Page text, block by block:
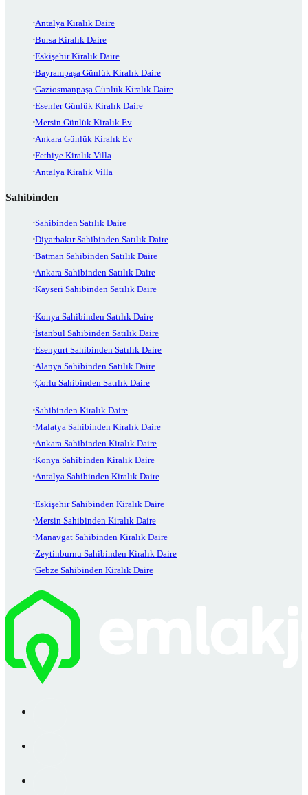
Antalya Kiralık Daire
Bursa Kiralık Daire
Eskişehir Kiralık Daire
Bayrampaşa Günlük Kiralık Daire
Gaziosmanpaşa Günlük Kiralık Daire
Esenler Günlük Kiralık Daire
Mersin Günlük Kiralık Ev
Ankara Günlük Kiralık Ev
Fethiye Kiralık Villa
Antalya Kiralık Villa
Sahibinden
Sahibinden Satılık Daire
Diyarbakır Sahibinden Satılık Daire
Batman Sahibinden Satılık Daire
Ankara Sahibinden Satılık Daire
Kayseri Sahibinden Satılık Daire
Konya Sahibinden Satılık Daire
İstanbul Sahibinden Satılık Daire
Esenyurt Sahibinden Satılık Daire
Alanya Sahibinden Satılık Daire
Çorlu Sahibinden Satılık Daire
Sahibinden Kiralık Daire
Malatya Sahibinden Kiralık Daire
Ankara Sahibinden Kiralık Daire
Konya Sahibinden Kiralık Daire
Antalya Sahibinden Kiralık Daire
Eskişehir Sahibinden Kiralık Daire
Mersin Sahibinden Kiralık Daire
Manavgat Sahibinden Kiralık Daire
Zeytinburnu Sahibinden Kiralık Daire
Gebze Sahibinden Kiralık Daire